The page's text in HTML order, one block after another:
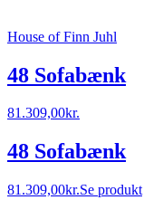
House of Finn Juhl
48 Sofabænk
81.309,00kr.
48 Sofabænk
81.309,00kr.Se produkt